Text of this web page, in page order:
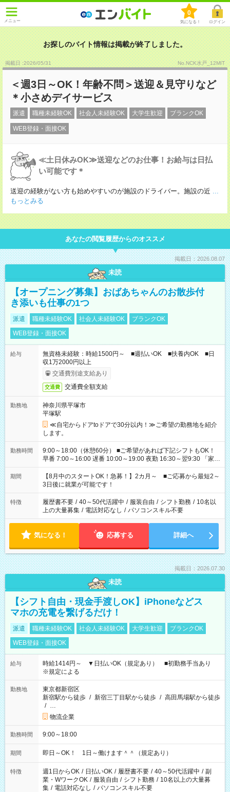
メニュー
0
気になる！ ログイン
お探しのバイト情報は掲載が終了しました。
掲載日 :2026/05/31 No.NCK水戸_12MIT
＜週3日～OK！年齢不問＞送迎＆見守りなど
＊小さめデイサービス
派遣 職種未経験OK 社会人未経験OK 大学生歓迎 ブランクOK
WEB登録・面接OK
≪土日休みOK≫送迎などのお仕事！お給与は日払
い可能です＊
送迎の経験がない方も始めやすいのが施設のドライバー。施設の近 ...
もっとみる
あなたの閲覧履歴からのオススメ
掲載日：2026.08.07
未読
【オープニング募集】おばあちゃんのお散歩付
き添いも仕事の1つ
派遣 職種未経験OK 社会人未経験OK
ブランクOK
WEB登録・面接OK
給与
無資格未経験：時給1500円～ ■週払いOK ■扶養内OK ■日
収1万2000円以上
交通費別途支給あり
交通費 交通費全額支給
勤務地
神奈川県平塚市
平塚駅
≪自宅からドアtoドアで30分以内！≫ご希望の勤務地を紹介
します。
勤務時間
9:00～18:00（休憩60分） ■ご希望があれば下記シフトもOK！
早番 7:00～16:00 遅番 10:00～19:00 夜勤 16:30～翌9:30 「家族
と休みを合わせたい」 「余裕を持って夕飯の準備がしたい」
「できれば残業はしたくない」 など、ご希望を教えてください
ね。 ※Wワーク希望の方へ 今ご覧のお仕事で希望する勤務時間
と、もう1つのお仕事の勤務時間。 合計で週40時間を超える場
合は応募できません。
期間
【8月中のスタートOK！急募！】2カ月～ ■ご応募から最短2～
3日後に就業が可能です！
特徴 履歴書不要 / 40～50代活躍中 / 服装自由 / シフト勤務 / 10名以
上の大量募集 / 電話対応なし / パソコンスキル不要
気になる！ 応募する 詳細へ
掲載日：2026.07.30
未読
【シフト自由・現金手渡しOK】iPhoneなどス
マホの充電を繋げるだけ！
派遣 職種未経験OK 社会人未経験OK 大学生歓迎
ブランクOK
WEB登録・面接OK
給与
時給1414円～ ▼日払いOK（規定あり） ■初勤務手当あり
※規定による
勤務地
東京都新宿区
新宿駅から徒歩 / 新宿三丁目駅から徒歩 / 高田馬場駅から徒歩
/ …
物流企業
勤務時間 9:00～18:00
期間 即日～OK！ 1日～働けます＾＾（規定あり）
特徴 週1日からOK / 日払いOK / 履歴書不要 / 40～50代活躍中 / 副
業・WワークOK / 服装自由 / シフト勤務 / 10名以上の大量募
集 / 電話対応なし / パソコンスキル不要